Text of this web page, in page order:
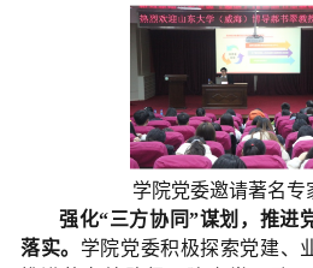
学院党委邀请著名专
强化“三方协同”谋划，推进
落实。 学院党委积极探索党建、